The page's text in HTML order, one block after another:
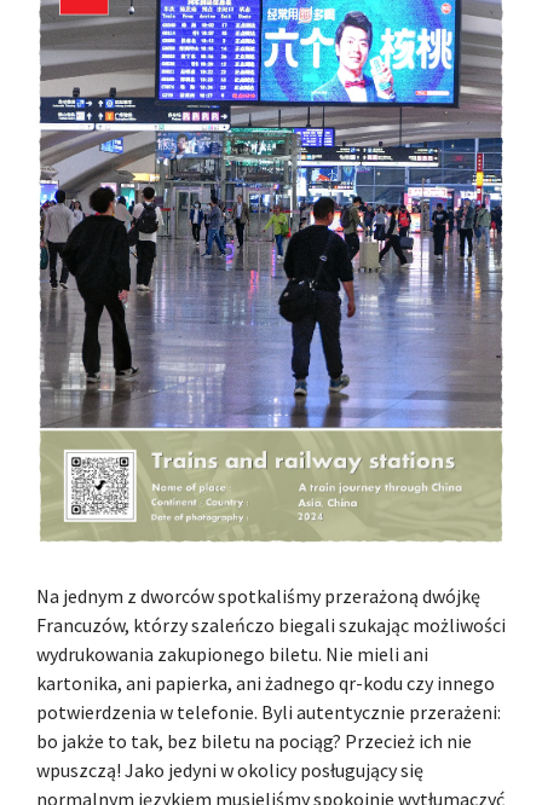
Na jednym z dworców spotkaliśmy przerażoną dwójkę
Francuzów, którzy szaleńczo biegali szukając możliwości
wydrukowania zakupionego biletu. Nie mieli ani
kartonika, ani papierka, ani żadnego qr-kodu czy innego
potwierdzenia w telefonie. Byli autentycznie przerażeni:
bo jakże to tak, bez biletu na pociąg? Przecież ich nie
wpuszczą! Jako jedyni w okolicy posługujący się
normalnym językiem musieliśmy spokojnie wytłumaczyć